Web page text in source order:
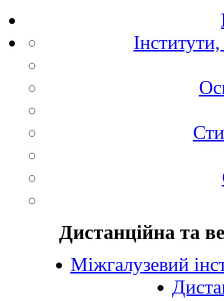
Дистанційна та
Міжгалузевий